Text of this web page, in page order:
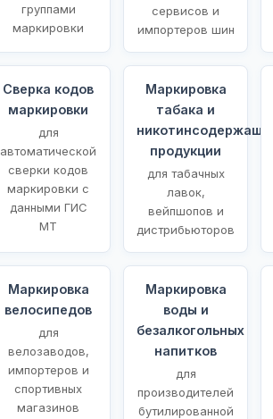
группами
маркировки
сервисов и
импортеров шин
Сверка кодов
маркировки
для
автоматической
сверки кодов
маркировки с
данными ГИС
МТ
Маркировка
табака и
никотинсодержащей
продукции
для табачных
лавок,
вейпшопов и
дистрибьюторов
Маркировка
велосипедов
для
велозаводов,
импортеров и
спортивных
магазинов
Маркировка
воды и
безалкогольных
напитков
для
производителей
бутилированной